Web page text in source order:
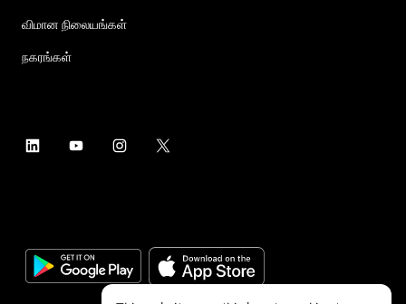
விமான நிலையங்கள்
நகரங்கள்